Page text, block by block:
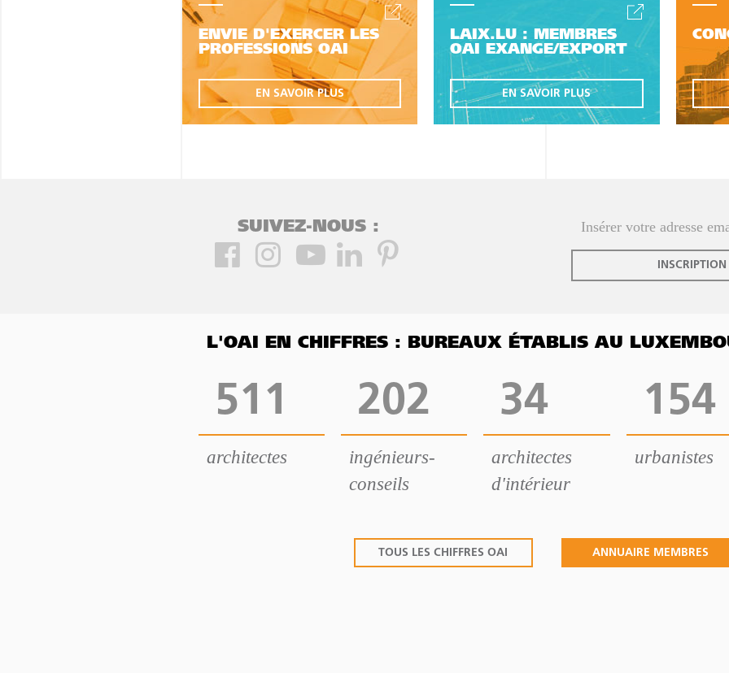
ENVIE D'EXERCER LES
PROFESSIONS OAI
EN SAVOIR PLUS
LAIX.LU : MEMBRES
OAI EXANGE/EXPORT
EN SAVOIR PLUS
SUIVEZ-NOUS :
L'OAI EN CHIFFRES : BUREAUX ÉTABLIS AU
511
architectes
202
ingénieurs-
conseils
34
architectes
d'intérieur
154
urbanistes
TOUS LES CHIFFRES OAI ANNUAIRE MEMBRES